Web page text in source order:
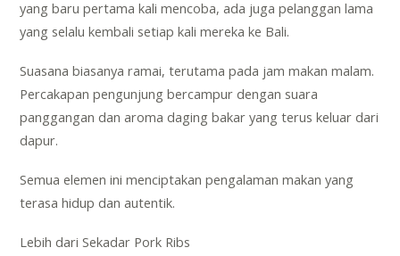
yang baru pertama kali mencoba, ada juga pelanggan lama
yang selalu kembali setiap kali mereka ke Bali.
Suasana biasanya ramai, terutama pada jam makan malam.
Percakapan pengunjung bercampur dengan suara
panggangan dan aroma daging bakar yang terus keluar dari
dapur.
Semua elemen ini menciptakan pengalaman makan yang
terasa hidup dan autentik.
Lebih dari Sekadar Pork Ribs